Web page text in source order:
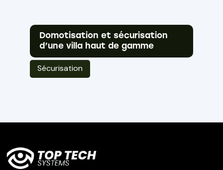
Domotisation et sécurisation
d’une villa haut de gamme
Sécurisation